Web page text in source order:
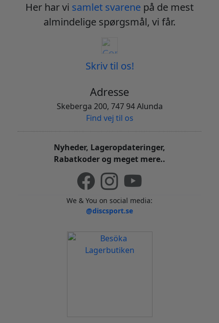
Her har vi samlet svarene på de mest
almindelige spørgsmål, vi får.
Skriv til os!
Adresse
Skeberga 200, 747 94 Alunda
Find vej til os
Nyheder, Lageropdateringer,
Rabatkoder og meget mere..
We & You on social media:
@discsport.se